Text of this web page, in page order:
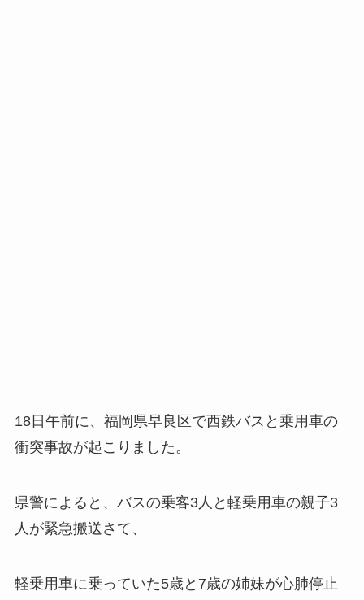
18日午前に、福岡県早良区で西鉄バスと乗用車の
衝突事故が起こりました。
県警によると、バスの乗客3人と軽乗用車の親子3
人が緊急搬送さて、
軽乗用車に乗っていた5歳と7歳の姉妹が心肺停止